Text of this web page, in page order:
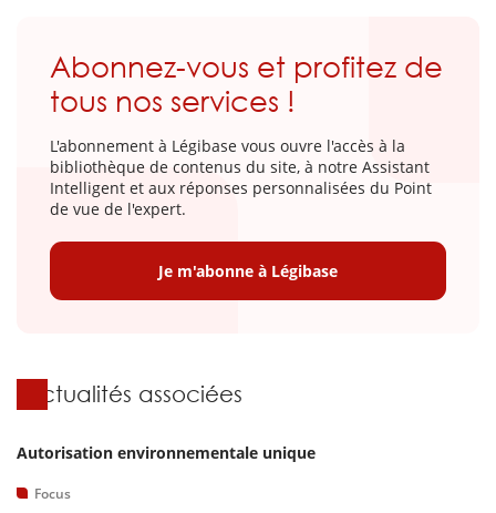
Abonnez-vous et profitez de
tous nos services !
L'abonnement à Légibase vous ouvre l'accès à la
bibliothèque de contenus du site, à notre Assistant
Intelligent et aux réponses personnalisées du Point
de vue de l'expert.
Je m'abonne à Légibase
Actualités associées
Autorisation environnementale unique
Focus